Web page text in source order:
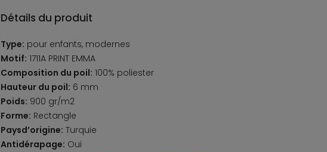
Détails du produit
Type: pour enfants, modernes
Motif: 1711A PRINT EMMA
Composition du poil: 100% poliester
Hauteur du poil: 6 mm
Poids: 900 gr/m2
Forme: Rectangle
Paysd’origine: Turquie
Antidérapage: Oui